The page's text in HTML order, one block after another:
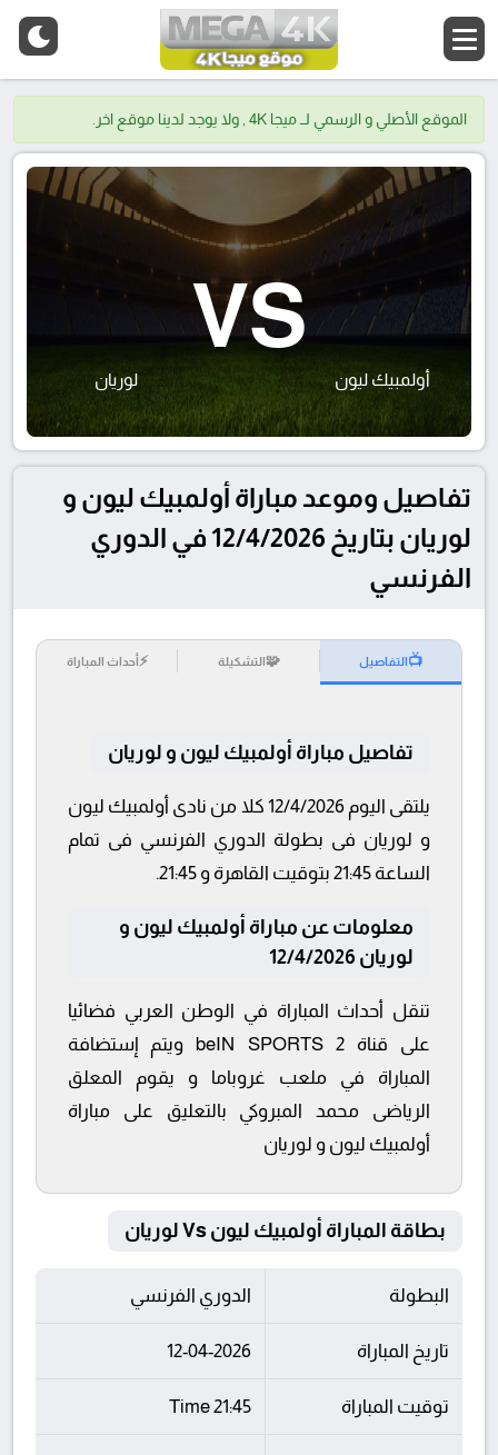
الموقع الأصلي و الرسمي لــ ميجا 4K , ولا يوجد لدينا موقع اخر.
أولمبيك ليون
VS
لوريان
تفاصيل وموعد مباراة أولمبيك ليون و
لوريان بتاريخ 12/4/2026 في الدوري
الفرنسي
📺التفاصيل 🧩التشكيلة ⚡أحداث المباراة
تفاصيل مباراة أولمبيك ليون و لوريان
يلتقى اليوم 12/4/2026 كلا من نادى أولمبيك ليون
و لوريان فى بطولة الدوري الفرنسي فى تمام
الساعة 21:45 بتوقيت القاهرة و 21:45.
معلومات عن مباراة أولمبيك ليون و
لوريان 12/4/2026
تنقل أحداث المباراة في الوطن العربي فضائيا
على قناة beIN SPORTS 2 ويتم إستضافة
المباراة في ملعب غروباما و يقوم المعلق
الرياضى محمد المبروكي بالتعليق على مباراة
أولمبيك ليون و لوريان
بطاقة المباراة أولمبيك ليون Vs لوريان
البطولة الدوري الفرنسي
تاريخ المباراة 12-04-2026
توقيت المباراة 21:45 Time